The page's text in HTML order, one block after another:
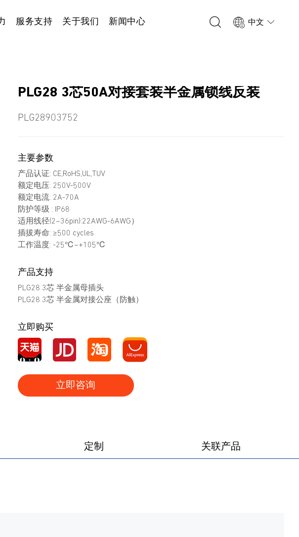
中文
服务支持 关于我们 新闻中心
PLG28 3芯50A对接套装半金属锁线反装
PLG28903752
主要参数
产品认证: CE,RoHS,UL,TUV
额定电压: 250V-500V
额定电流: 2A-70A
防护等级 : IP68
适用线径(2~36pin):22AWG-6AWG）
插拔寿命: ≥500 cycles
工作温度: -25℃~+105℃
产品支持
PLG28 3芯 半金属母插头
PLG28 3芯 半金属对接公座（防触）
立即购买
立即咨询
定制 关联产品